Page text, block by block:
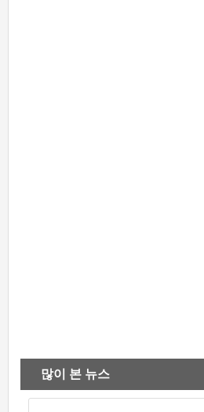
많이 본 뉴스